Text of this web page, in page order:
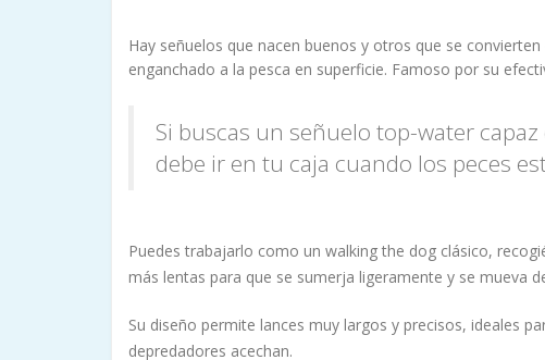
Hay señuelos que nacen buenos y otros que se convierten
enganchado a la pesca en superficie. Famoso por su
Si buscas un señuelo top-water
debe ir en tu caja cuando los peces
Puedes trabajarlo como un walking the dog clásico,
más lentas para que se sumerja ligeramente y se mueva
Su diseño permite lances muy largos y precisos, ideales
depredadores acechan.